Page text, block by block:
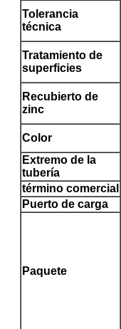
Tolerancia
técnica
Tratamiento de
superficies
Recubierto de
zinc
Color
Extremo de la
tubería
término comercial
Puerto de carga
Paquete